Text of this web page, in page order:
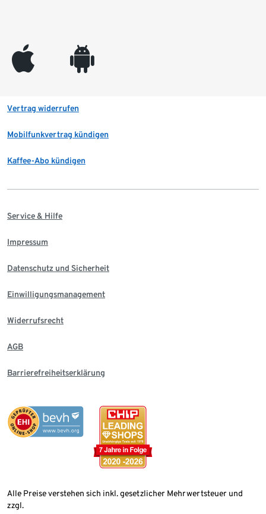
appleinc android
Vertrag widerrufen
Mobilfunkvertrag kündigen
Kaffee-Abo kündigen
Service & Hilfe
Impressum
Datenschutz und Sicherheit
Einwilligungsmanagement
Widerrufsrecht
AGB
Barrierefreiheitserklärung
Alle Preise verstehen sich inkl. gesetzlicher Mehrwertsteuer und
zzgl.